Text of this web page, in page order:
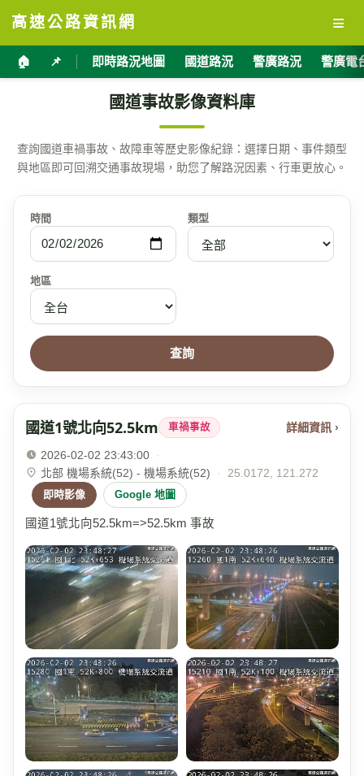
高速公路資訊網 ≡
🏠 📌 即時路況地圖 國道路況 警廣路況 警廣電
國道事故影像資料庫
查詢國道車禍事故、故障車等歷史影像紀錄：選擇日期、事件類型
與地區即可回溯交通事故現場，助您了解路況因素、行車更放心。
時間 類型
地區
查詢
國道1號北向52.5km 車禍事故 詳細資訊 ›
2026-02-02 23:43:00
·
北部 機場系統(52) - 機場系統(52)
· 25.0172, 121.272
即時影像 Google 地圖
國道1號北向52.5km=>52.5km 事故